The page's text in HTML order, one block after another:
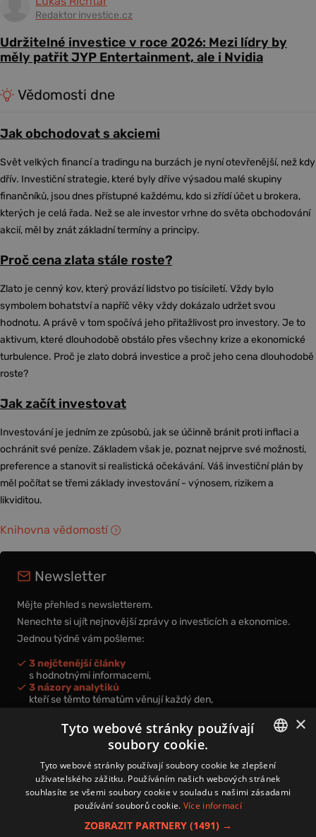
Redaktor investice.cz
Udržitelné investice v roce 2026: Mezi lídry by
měly patřit JYP Entertainment, ale i Nvidia
Vědomosti dne
Jak obchodovat s akciemi
Svět velkých financí a tradingu na burzách je nyní otevřenější, než kdy
dřív. Investiční strategie, které byly dříve výsadou malé skupiny
finančníků, jsou dnes přístupné každému, kdo si zřídí účet u brokera,
kterých je celá řada. Než se ale investor vrhne do světa obchodování
akcií, měl by znát základní termíny a principy.
Proč cena zlata stále roste?
Zlato je cenný kov, který provází lidstvo po tisíciletí. Vždy bylo
symbolem bohatství a napříč věky vždy dokázalo udržet svou
hodnotu. A právě v tom spočívá jeho přitažlivost pro investory. Je to
aktivum, které dlouhodobě obstálo přes všechny krize a ekonomické
turbulence. Proč je zlato dobrá investice a proč jeho cena dlouhodobě
roste?
Jak začít investovat
Investování je jedním ze způsobů, jak se účinně bránit proti inflaci a
ochránit své peníze. Základem však je, poznat nejprve své možnosti,
preference a stanovit si realistická očekávání. Váš investiční plán by
měl počítat se třemi základy investování - výnosem, rizikem a
likviditou.
Knihovna vědomostí
Newsletter
Mějte přehled s newsletterem.
Nenechte si ujít nejnovější zprávy o investicích a ekonomice.
Jednou týdně vám pošleme:
3 nejčtenější články
s hodnotnými informacemi,
3 názory analytiků
kteří se těmto tématům věnují každý den,
nová videa a podcasty
k prohloubení vašich znalostí.
Přihlášením k newsletteru vyjadřujete svůj souhlas spodmínkami
zpracování osobních údajů.
CZECH
×
Tyto webové stránky používají
soubory cookie.
Tyto webové stránky používají soubory cookie ke zlepšení
uživatelského zážitku. Používáním našich webových stránek
souhlasíte se všemi soubory cookie v souladu s našimi zásadami
používání souborů cookie. Více informací
ZOBRAZIT PARTNERY (1491) →